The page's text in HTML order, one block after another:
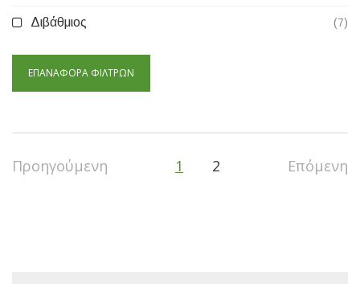
Διβάθμιος (7)
ΕΠΑΝΑΦΟΡΆ ΦΊΛΤΡΩΝ
Προηγούμενη 1 2 Επόμενη